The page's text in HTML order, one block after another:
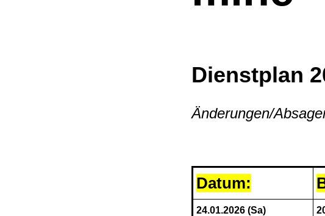
Dienstplan
Änderungen/
Datum:
24.01.2026 (Sa)